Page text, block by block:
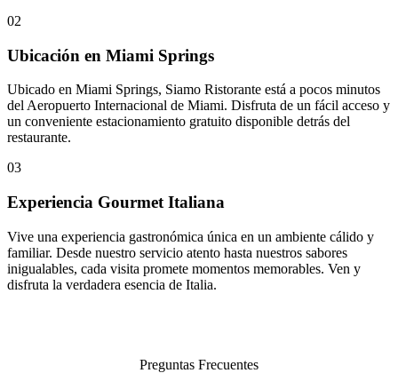
02
Ubicación en Miami Springs
Ubicado en Miami Springs, Siamo Ristorante está a pocos minutos
del Aeropuerto Internacional de Miami. Disfruta de un fácil acceso y
un conveniente estacionamiento gratuito disponible detrás del
restaurante.
03
Experiencia Gourmet Italiana
Vive una experiencia gastronómica única en un ambiente cálido y
familiar. Desde nuestro servicio atento hasta nuestros sabores
inigualables, cada visita promete momentos memorables. Ven y
disfruta la verdadera esencia de Italia.
Preguntas Frecuentes